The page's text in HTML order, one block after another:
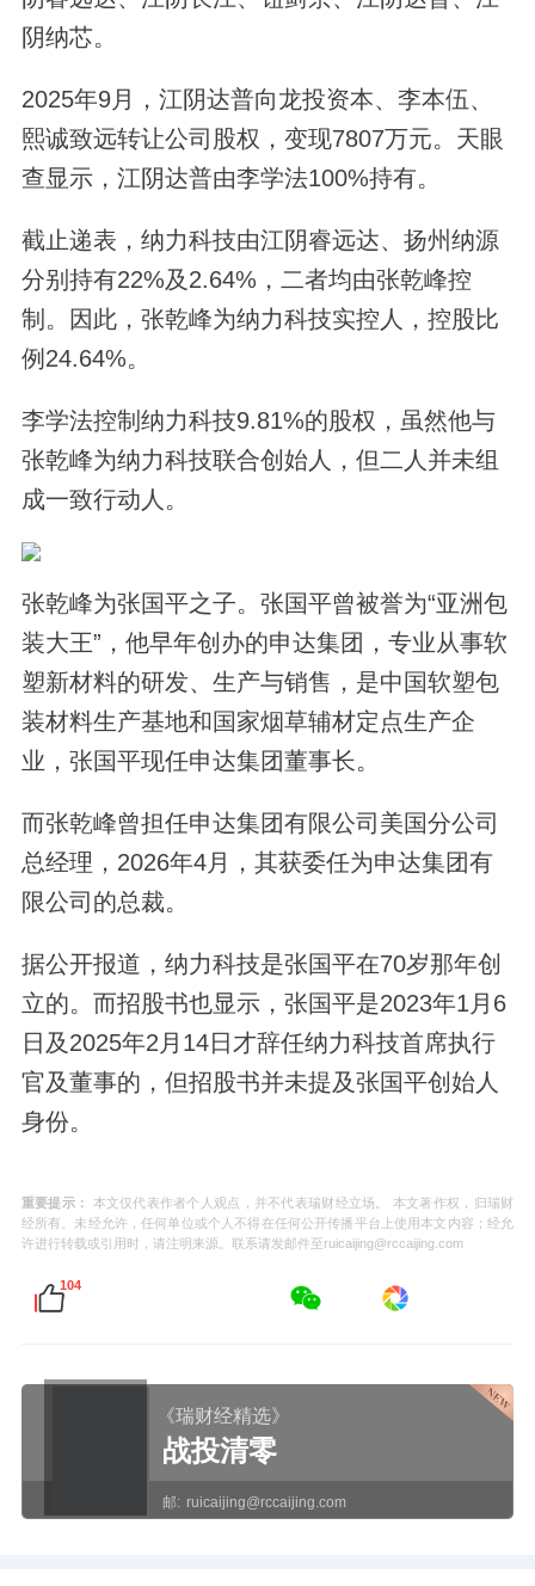
阴纳芯。
2025年9月，江阴达普向龙投资本、李本伍、
熙诚致远转让公司股权，变现7807万元。天眼
查显示，江阴达普由李学法100%持有。
截止递表，纳力科技由江阴睿远达、扬州纳源
分别持有22%及2.64%，二者均由张乾峰控
制。因此，张乾峰为纳力科技实控人，控股比
例24.64%。
李学法控制纳力科技9.81%的股权，虽然他与
张乾峰为纳力科技联合创始人，但二人并未组
成一致行动人。
张乾峰为张国平之子。张国平曾被誉为“亚洲包
装大王”，他早年创办的申达集团，专业从事软
塑新材料的研发、生产与销售，是中国软塑包
装材料生产基地和国家烟草辅材定点生产企
业，张国平现任申达集团董事长。
而张乾峰曾担任申达集团有限公司美国分公司
总经理，2026年4月，其获委任为申达集团有
限公司的总裁。
据公开报道，纳力科技是张国平在70岁那年创
立的。而招股书也显示，张国平是2023年1月6
日及2025年2月14日才辞任纳力科技首席执行
官及董事的，但招股书并未提及张国平创始人
身份。
重要提示：
本文仅代表作者个人观点，并不代表瑞财经立场。 本文著作权，归瑞财
经所有。未经允许，任何单位或个人不得在任何公开传播平台上使用本文内容；经允
许进行转载或引用时，请注明来源。联系请发邮件至ruicaijing@rccaijing.com
104
《瑞财经精选》
战投清零
邮: ruicaijing@rccaijing.com